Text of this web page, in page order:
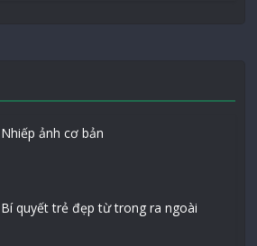
Nhiếp ảnh cơ bản
Bí quyết trẻ đẹp từ trong ra ngoài